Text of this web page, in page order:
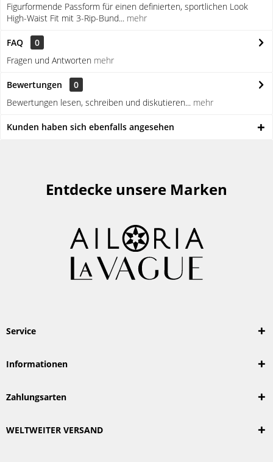
Figurformende Passform für einen definierten, sportlichen Look
High-Waist Fit mit 3-Rip-Bund... mehr
FAQ
0
Fragen und Antworten mehr
Bewertungen
0
Bewertungen lesen, schreiben und diskutieren... mehr
Kunden haben sich ebenfalls angesehen
Entdecke unsere Marken
Service
Informationen
Zahlungsarten
WELTWEITER VERSAND